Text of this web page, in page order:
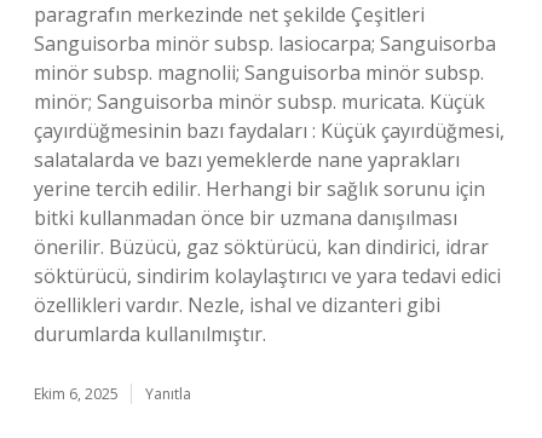
paragrafın merkezinde net şekilde Çeşitleri
Sanguisorba minör subsp. lasiocarpa; Sanguisorba
minör subsp. magnolii; Sanguisorba minör subsp.
minör; Sanguisorba minör subsp. muricata. Küçük
çayırdüğmesinin bazı faydaları : Küçük çayırdüğmesi,
salatalarda ve bazı yemeklerde nane yaprakları
yerine tercih edilir. Herhangi bir sağlık sorunu için
bitki kullanmadan önce bir uzmana danışılması
önerilir. Büzücü, gaz söktürücü, kan dindirici, idrar
söktürücü, sindirim kolaylaştırıcı ve yara tedavi edici
özellikleri vardır. Nezle, ishal ve dizanteri gibi
durumlarda kullanılmıştır.
Ekim 6, 2025 Yanıtla